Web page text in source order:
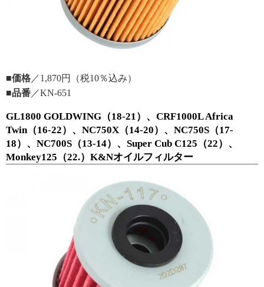
■価格 ／1,870円（税10％込み）
■品番 ／KN-651
GL1800 GOLDWING（18-21）、CRF1000L Africa
Twin（16-22）、NC750X（14-20）、NC750S（17-
18）、NC700S（13-14）、Super Cub C125（22）、
Monkey125（22.）K&Nオイルフィルター